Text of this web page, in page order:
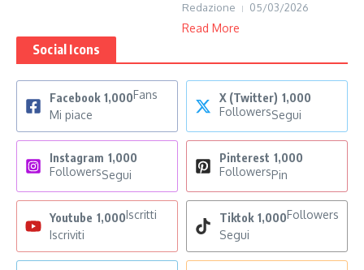
Redazione 05/03/2026
Read More
Social Icons
Facebook 1,000Fans
Mi piace
X (Twitter) 1,000
FollowersSegui
Instagram 1,000
FollowersSegui
Pinterest 1,000
FollowersPin
Youtube 1,000Iscritti
Iscriviti
Tiktok 1,000Followers
Segui